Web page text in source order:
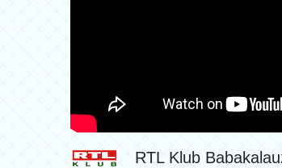
RTL Klub